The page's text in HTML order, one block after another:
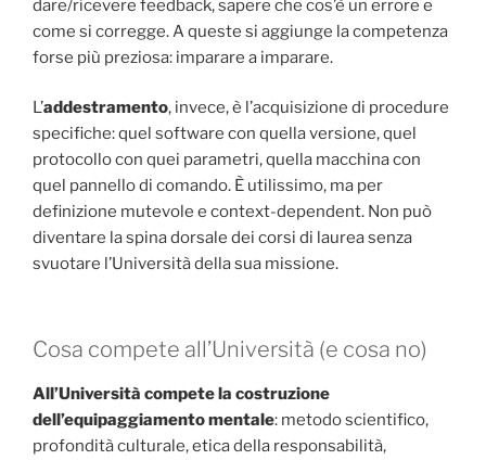
dare/ricevere feedback, sapere che cos’è un errore e
come si corregge. A queste si aggiunge la competenza
forse più preziosa: imparare a imparare.
L’addestramento, invece, è l’acquisizione di procedure
specifiche: quel software con quella versione, quel
protocollo con quei parametri, quella macchina con
quel pannello di comando. È utilissimo, ma per
definizione mutevole e context-dependent. Non può
diventare la spina dorsale dei corsi di laurea senza
svuotare l’Università della sua missione.
Cosa compete all’Università (e cosa no)
All’Università compete la costruzione
dell’equipaggiamento mentale: metodo scientifico,
profondità culturale, etica della responsabilità,